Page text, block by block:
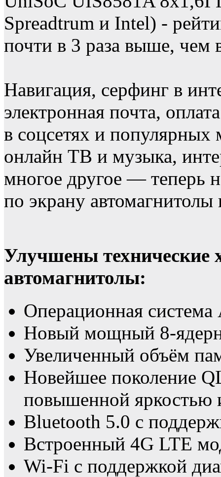
Spreadtrum и Intel) -
почти в 3 раза выше,
Навигация, серфинг в
электронная почта,
в соцсетях и
онлайн ТВ и музыка,
многое другое — теперь
по экрану
Улучшены технические
автомагнитолы:
Операционная
Новый мощный 8-
Увеличенный объём
Новейшее поколение
повышенной яркостью
Bluetooth 5.0 с
Встроенный 4G LTE
Wi-Fi с поддержкой